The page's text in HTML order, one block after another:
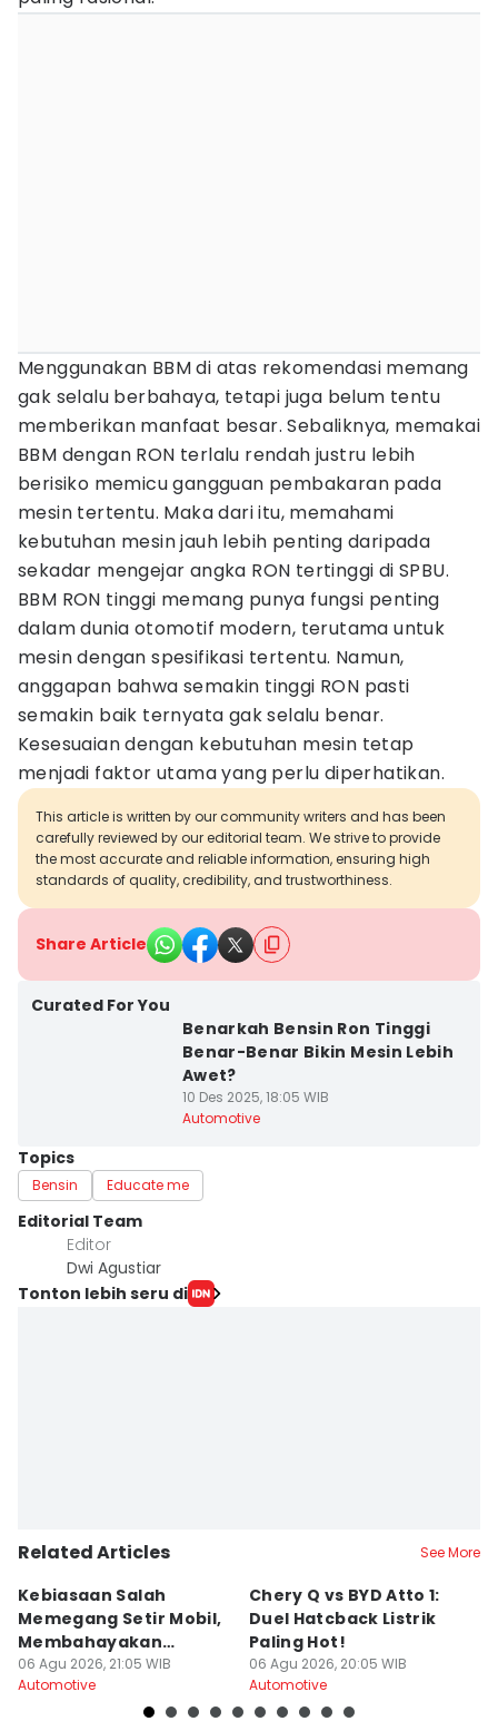
Menggunakan BBM di atas rekomendasi memang
gak selalu berbahaya, tetapi juga belum tentu
memberikan manfaat besar. Sebaliknya, memakai
BBM dengan RON terlalu rendah justru lebih
berisiko memicu gangguan pembakaran pada
mesin tertentu. Maka dari itu, memahami
kebutuhan mesin jauh lebih penting daripada
sekadar mengejar angka RON tertinggi di SPBU.
BBM RON tinggi memang punya fungsi penting
dalam dunia otomotif modern, terutama untuk
mesin dengan spesifikasi tertentu. Namun,
anggapan bahwa semakin tinggi RON pasti
semakin baik ternyata gak selalu benar.
Kesesuaian dengan kebutuhan mesin tetap
menjadi faktor utama yang perlu diperhatikan.
This article is written by our community writers and has been
carefully reviewed by our editorial team. We strive to provide
the most accurate and reliable information, ensuring high
standards of quality, credibility, and trustworthiness.
Share Article
Curated For You
Benarkah Bensin Ron Tinggi
Benar-Benar Bikin Mesin Lebih
Awet?
10 Des 2025, 18:05 WIB
Automotive
Topics
Bensin Educate me
Editorial Team
Editor
Dwi Agustiar
Tonton lebih seru di
Related Articles See More
Kebiasaan Salah
Memegang Setir Mobil,
Membahayakan
Keselamatan
06 Agu 2026, 21:05 WIB
Automotive
Chery Q vs BYD Atto 1:
Duel Hatcback Listrik
Paling Hot!
06 Agu 2026, 20:05 WIB
Automotive